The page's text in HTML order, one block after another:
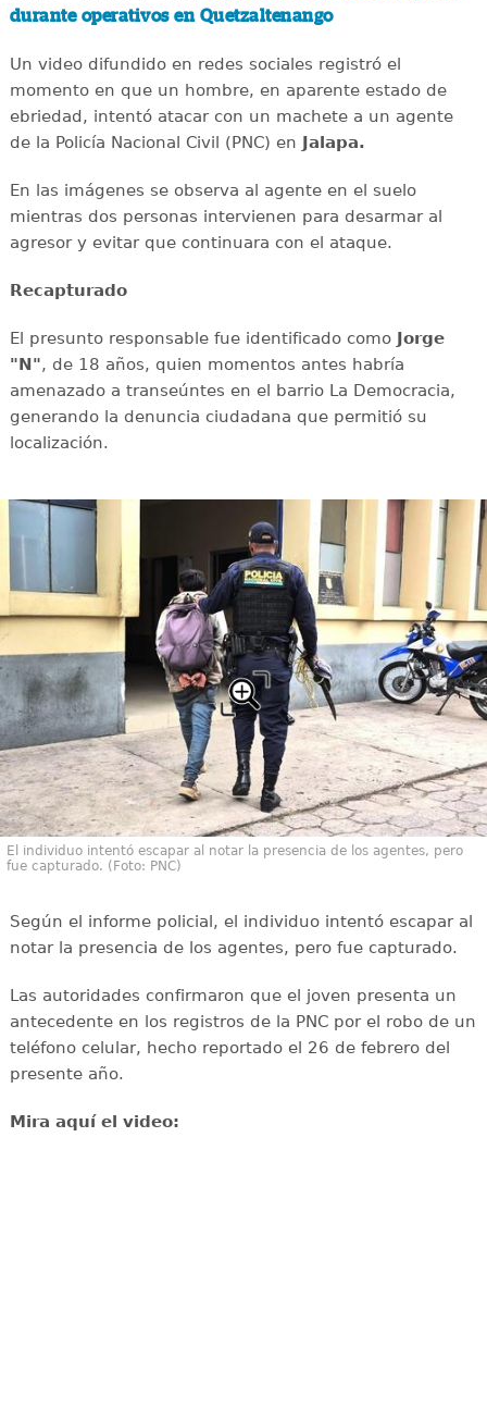
durante operativos en Quetzaltenango
Un video difundido en redes sociales registró el
momento en que un hombre, en aparente estado de
ebriedad, intentó atacar con un machete a un agente
de la Policía Nacional Civil (PNC) en Jalapa.
En las imágenes se observa al agente en el suelo
mientras dos personas intervienen para desarmar al
agresor y evitar que continuara con el ataque.
Recapturado
El presunto responsable fue identificado como Jorge
"N", de 18 años, quien momentos antes habría
amenazado a transeúntes en el barrio La Democracia,
generando la denuncia ciudadana que permitió su
localización.
El individuo intentó escapar al notar la presencia de los agentes, pero
fue capturado. (Foto: PNC)
Según el informe policial, el individuo intentó escapar al
notar la presencia de los agentes, pero fue capturado.
Las autoridades confirmaron que el joven presenta un
antecedente en los registros de la PNC por el robo de un
teléfono celular, hecho reportado el 26 de febrero del
presente año.
Mira aquí el video: